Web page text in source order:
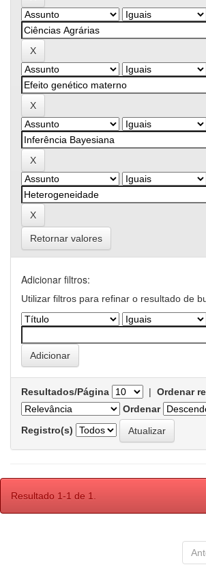
Retornar valores
Adicionar filtros:
Utilizar filtros para refinar o resultado de
Resultados/Página | Ordenar
Ordenar
Registro(s)
Resultado 1-1 de 1.